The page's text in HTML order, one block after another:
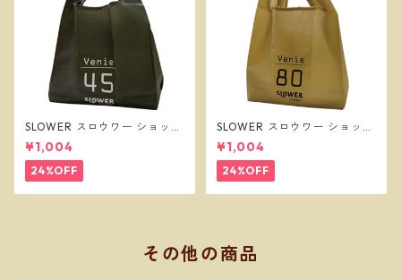
SLOWER スロウワー ショッパ
ーバッグ ビーニー L オリーブ
SLW257
¥1,004
24%OFF
SLOWER スロウワー ショッパ
ーバッグ ビーニー L サンド SL
W256
¥1,004
24%OFF
その他の商品